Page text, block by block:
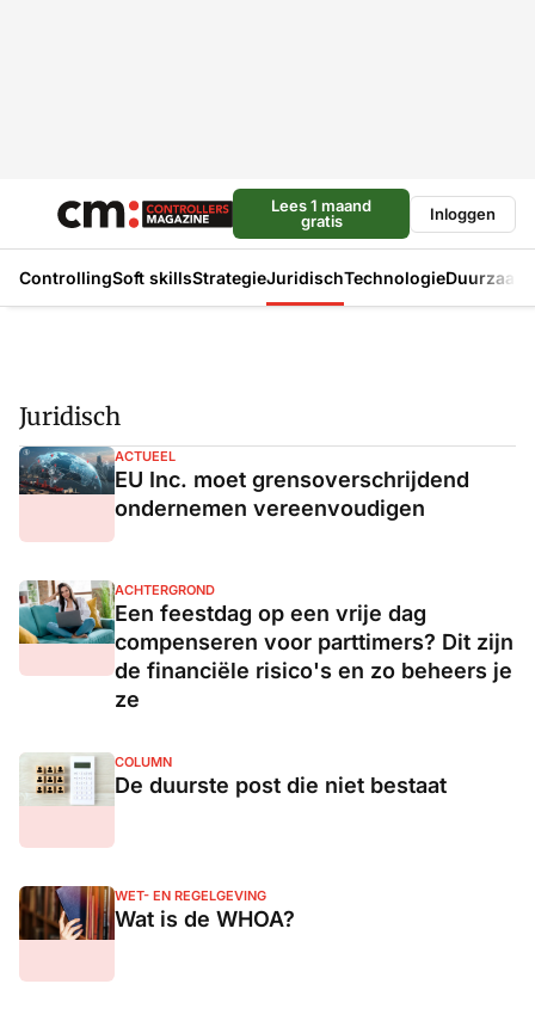
Lees 1 maand
gratis
Inloggen
ControllingSoft skillsStrategieJuridischTechnologie
Juridisch
ACTUEEL
EU Inc. moet grensoverschrijdend
ondernemen vereenvoudigen
ACHTERGROND
Een feestdag op een vrije dag
compenseren voor parttimers? Dit zijn
de financiële risico's en zo beheers je
ze
COLUMN
De duurste post die niet bestaat
WET- EN REGELGEVING
Wat is de WHOA?